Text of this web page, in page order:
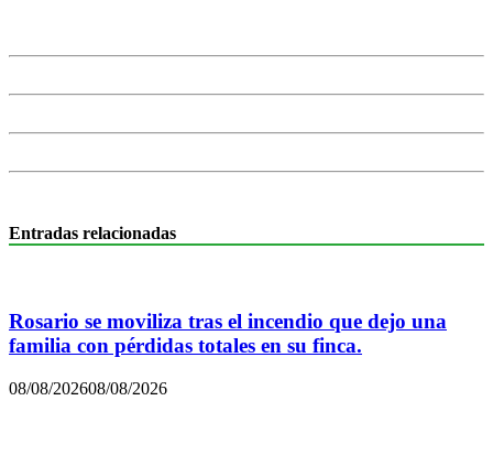
Entradas relacionadas
Rosario se moviliza tras el incendio que dejo una
familia con pérdidas totales en su finca.
08/08/202608/08/2026